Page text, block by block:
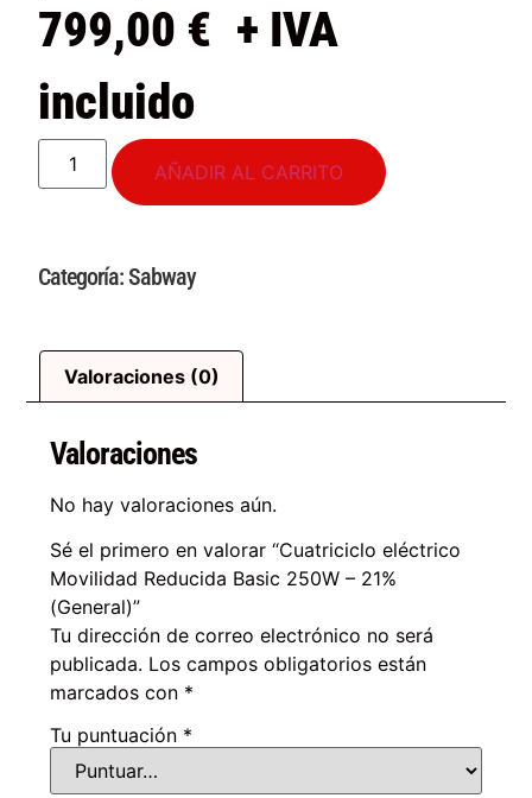
799,00 € + IVA
incluido
AÑADIR AL CARRITO
Categoría:Sabway
Valoraciones (0)
Valoraciones
No hay valoraciones aún.
Sé el primero en valorar “Cuatriciclo eléctrico
Movilidad Reducida Basic 250W – 21%
(General)”
Tu dirección de correo electrónico no será
publicada. Los campos obligatorios están
marcados con *
Tu puntuación *